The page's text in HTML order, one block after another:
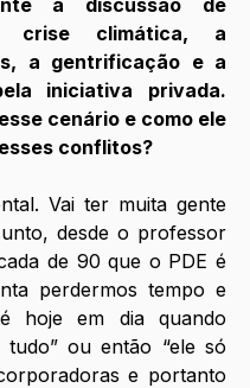
crise climática, a
a gentrificação e a
iniciativa privada.
cenário e como ele
conflitos?
Vai ter muita gente
desde o professor
de 90 que o PDE é
perdermos tempo e
hoje em dia quando
ou então “ele só
e portanto